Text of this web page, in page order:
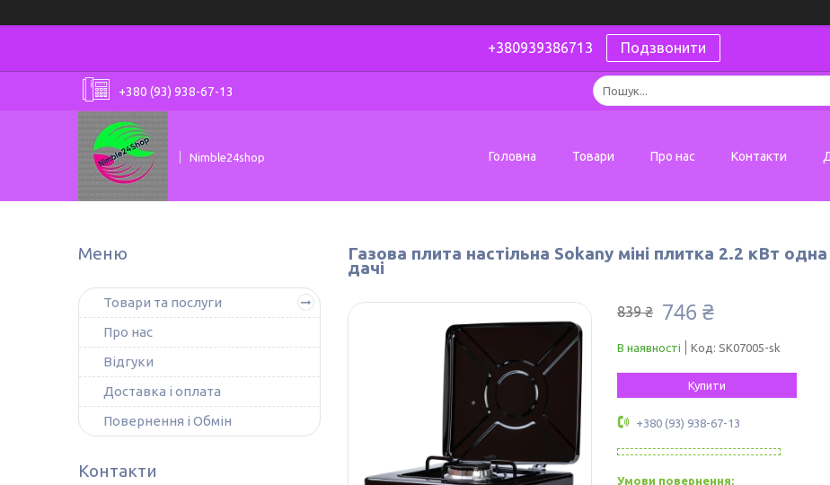
+380939386713 Подзвонити
+380 (93) 938-67-13
Nimble24shop Головна Товари Про нас Контакти
Газова плита настільна Sokany міні плитка 2.2 кВт
дачі
839 ₴ 746 ₴
В наявності Код: SK07005-sk
Купити
+380 (93) 938-67-13
Товари та послуги
Про нас
Відгуки
Доставка і оплата
Повернення і Обмін
Контакти